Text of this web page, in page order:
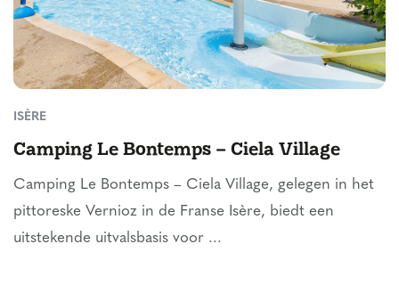
ISÈRE
Camping Le Bontemps – Ciela Village
Camping Le Bontemps – Ciela Village, gelegen in het
pittoreske Vernioz in de Franse Isère, biedt een
uitstekende uitvalsbasis voor ...